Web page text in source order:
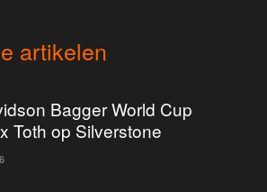
artikelen
Bagger World Cup
Toth op Silverstone